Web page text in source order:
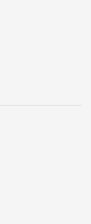
условия